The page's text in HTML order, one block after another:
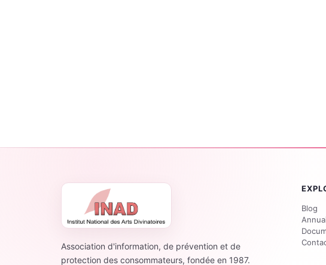
Association d'information, de prévention et de
protection des consommateurs, fondée en 1987.
Blog